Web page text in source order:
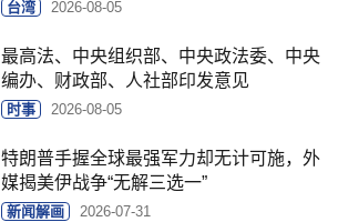
台湾 2026-08-05
最高法、中央组织部、中央政法委、中央
编办、财政部、人社部印发意见
时事 2026-08-05
特朗普手握全球最强军力却无计可施，外
媒揭美伊战争“无解三选一”
新闻解画 2026-07-31